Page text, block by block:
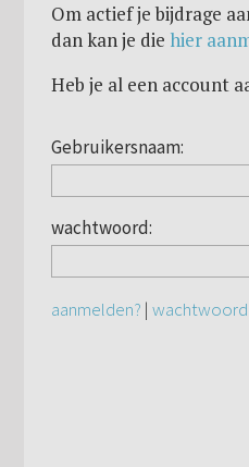
Om actief je bijdrage
dan kan je die hier
Heb je al een account
Gebruikersnaam:
wachtwoord:
aanmelden? |